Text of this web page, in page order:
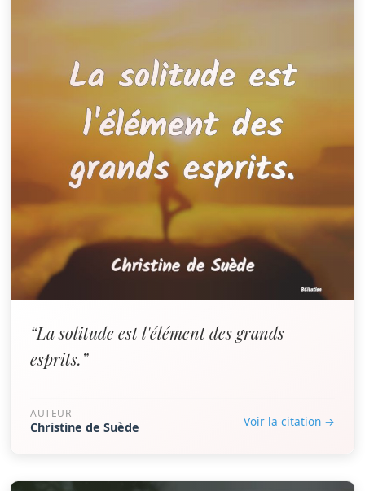
“La solitude est l'élément des grands
esprits.”
AUTEUR
Christine de Suède Voir la citation →